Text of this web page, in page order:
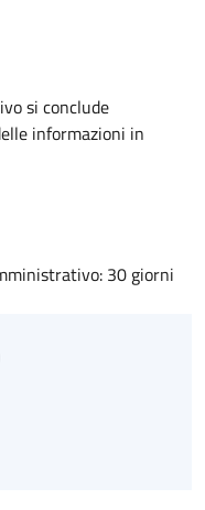
si conclude
informazioni in
30 giorni